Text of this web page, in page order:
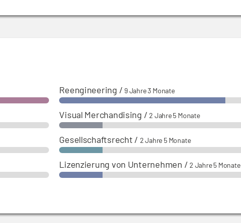
Reengineering /9 Jahre 3 Monate
Visual Merchandising /2 Jahre 5 Monate
Gesellschaftsrecht / 2 Jahre 5 Monate
Lizenzierung von Unternehmen / 2 Jahre 5 Monate